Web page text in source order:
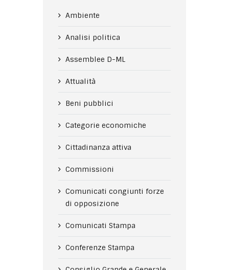
Ambiente
Analisi politica
Assemblee D-ML
Attualità
Beni pubblici
Categorie economiche
Cittadinanza attiva
Commissioni
Comunicati congiunti forze
di opposizione
Comunicati Stampa
Conferenze Stampa